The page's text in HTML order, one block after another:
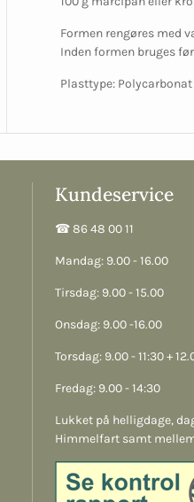
Formen rengøres med
Inden formen bruges
Plasttype: Polycarbonat
Kundeservice
☎︎ 86 48 00 11
Mandag: 9.00 - 16.00
Tirsdag: 9.00 - 15.00
Onsdag: 9.00 -16.00
Torsdag: 9.00 - 11:30 +
Fredag: 9.00 - 14:30
Lukket på helligdage,
Himmelfart samt